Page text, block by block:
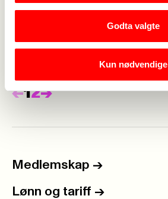
Godta valgte
Kun nødvendige
Medlemstur 2019
<-Forrige
12->Neste
Medlemskap ->
Lønn og tariff ->